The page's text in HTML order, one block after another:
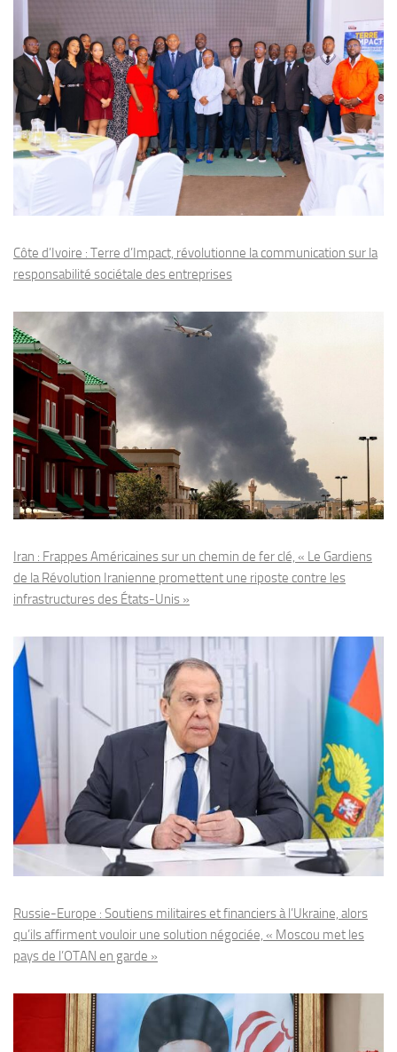
Côte d’Ivoire : Terre d’Impact, révolutionne la communication sur la
responsabilité sociétale des entreprises
Iran : Frappes Américaines sur un chemin de fer clé, « Le Gardiens
de la Révolution Iranienne promettent une riposte contre les
infrastructures des États-Unis »
Russie-Europe : Soutiens militaires et financiers à l’Ukraine, alors
qu’ils affirment vouloir une solution négociée, « Moscou met les
pays de l’OTAN en garde »